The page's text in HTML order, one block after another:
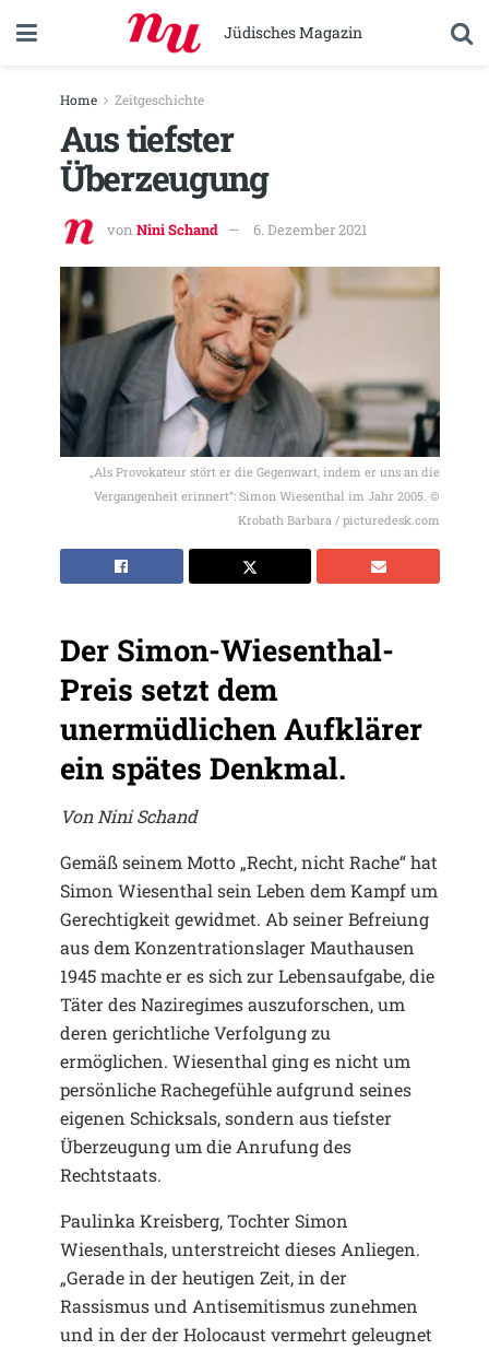
Jüdisches Magazin
Home Zeitgeschichte
Aus tiefster
Überzeugung
von Nini Schand 6. Dezember 2021
„Als Provokateur stört er die Gegenwart, indem er uns an die
Vergangenheit erinnert“: Simon Wiesenthal im Jahr 2005. ©
Krobath Barbara / picturedesk.com
Der Simon-Wiesenthal-
Preis setzt dem
unermüdlichen Aufklärer
ein spätes Denkmal.
Von Nini Schand
Gemäß seinem Motto „Recht, nicht Rache“ hat
Simon Wiesenthal sein Leben dem Kampf um
Gerechtigkeit gewidmet. Ab seiner Befreiung
aus dem Konzentrationslager Mauthausen
1945 machte er es sich zur Lebensaufgabe, die
Täter des Naziregimes auszuforschen, um
deren gerichtliche Verfolgung zu
ermöglichen. Wiesenthal ging es nicht um
persönliche Rachegefühle aufgrund seines
eigenen Schicksals, sondern aus tiefster
Überzeugung um die Anrufung des
Rechtstaats.
Paulinka Kreisberg, Tochter Simon
Wiesenthals, unterstreicht dieses Anliegen.
„Gerade in der heutigen Zeit, in der
Rassismus und Antisemitismus zunehmen
und in der der Holocaust vermehrt geleugnet